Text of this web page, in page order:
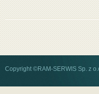
Copyright ©RAM-SERWIS Sp. z